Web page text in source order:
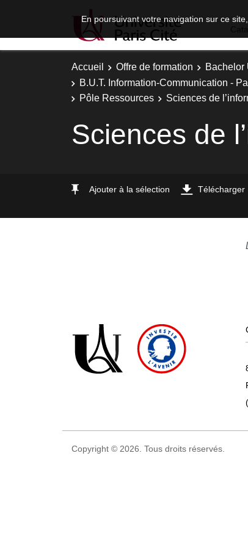
En poursuivant votre navigation sur ce
Accueil Offre de formation Bachelor
B.U.T. Information-Communication -
Pôle Ressources
Sciences de
Sciences de
Ajouter à la sélection Télécharger
Copyright © 2026. Tous droits réservés.